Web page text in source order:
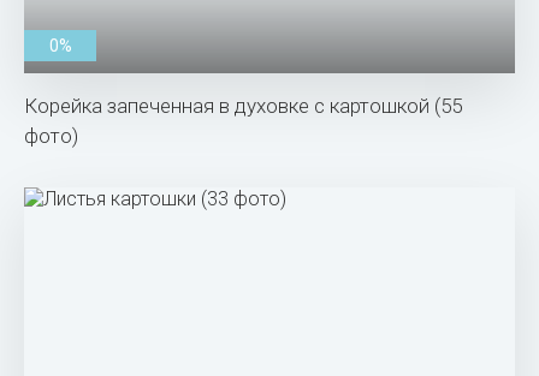
0%
Корейка запеченная в духовке с картошкой (55
фото)